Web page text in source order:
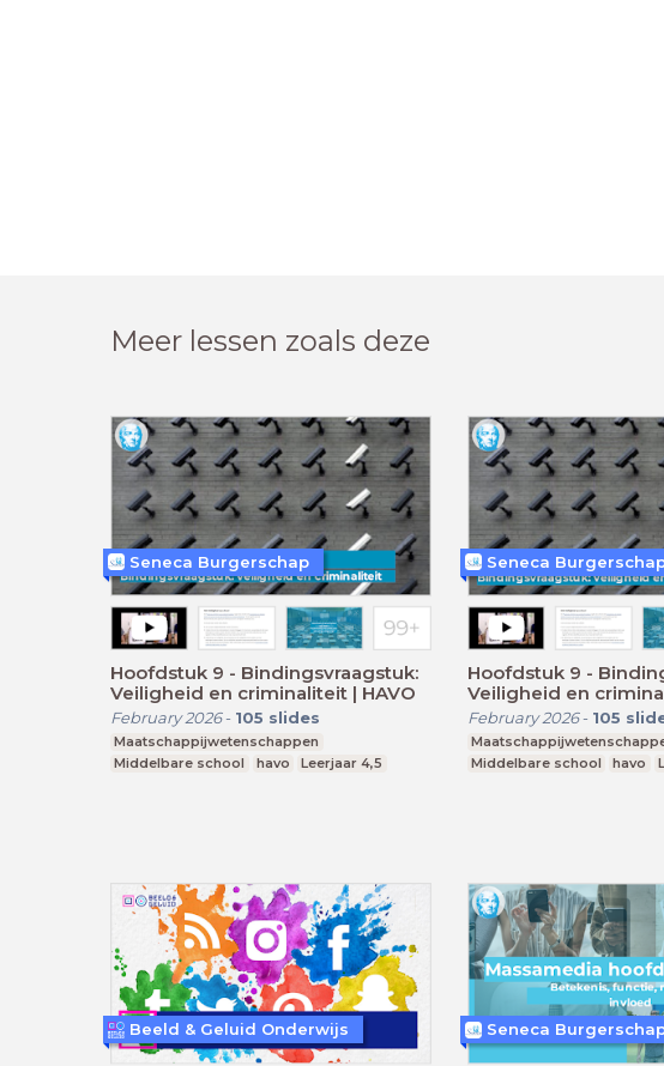
Meer lessen zoals deze
Hoofdstuk 9 - Bindingsvraagstuk:
Veiligheid en criminaliteit | HAVO
February 2026- 105 slides
Maatschappijwetenschappen
Middelbare school
havo Leerjaar 4,5
Seneca Burgerschap
Hoofdstuk 9 -
Veiligheid en
February 2026- 105
Middelbare school
havo
Seneca
Beeld & Geluid Onderwijs Seneca